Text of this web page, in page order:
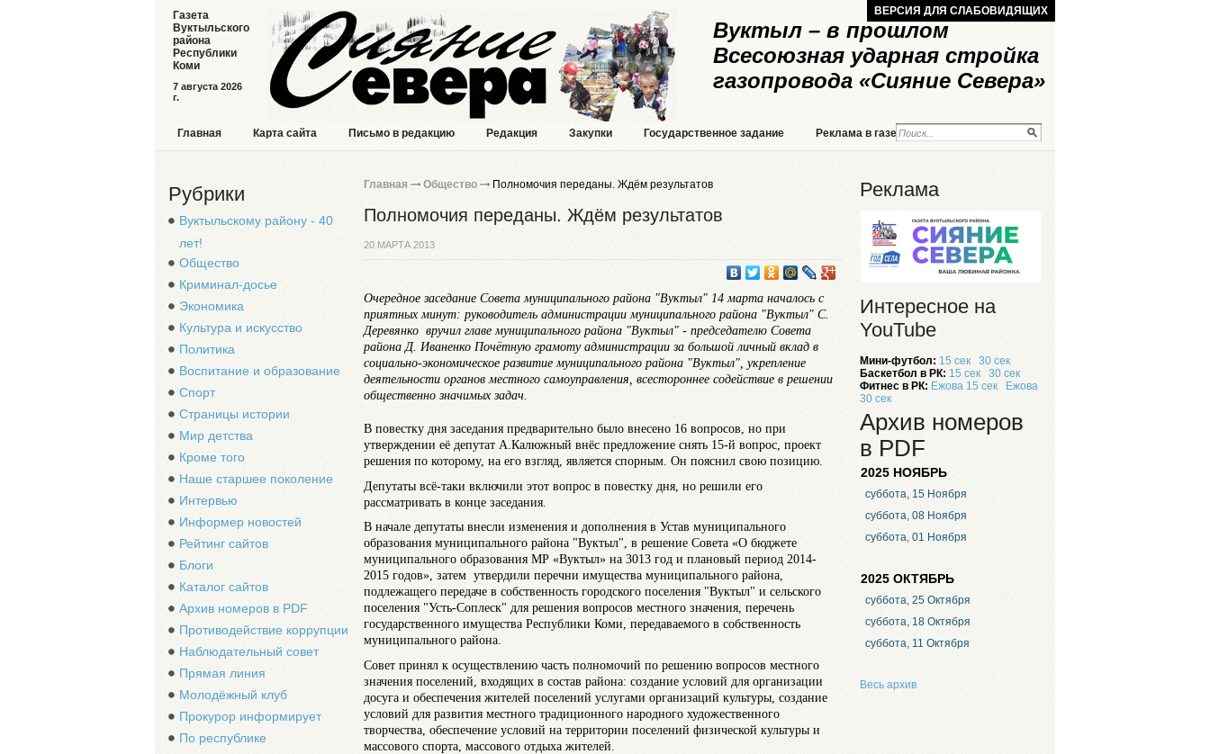
Вуктыл – в прошлом
Всесоюзная ударная стройка
газопровода «Сияние Севера»
7 августа 2026
г.
Газета
Вуктыльского
района
Республики
Коми
ВЕРСИЯ ДЛЯ СЛАБОВИДЯЩИХ
Главная Карта сайта Письмо в редакцию Редакция Закупки Государственное задание Реклама в газете Реклама на сайте
Рубрики
Вуктыльскому району - 40
лет!
Общество
Криминал-досье
Экономика
Культура и искусство
Политика
Воспитание и образование
Спорт
Страницы истории
Мир детства
Кроме того
Наше старшее поколение
Интервью
Информер новостей
Рейтинг сайтов
Блоги
Каталог сайтов
Архив номеров в PDF
Противодействие коррупции
Наблюдательный совет
Прямая линия
Молодёжный клуб
Прокурор информирует
По республике
Главная Общество Полномочия переданы. Ждём результатов
Полномочия переданы. Ждём результатов
20 МАРТА 2013
Очередное заседание Совета муниципального района "Вуктыл" 14 марта началось с
приятных минут: руководитель администрации муниципального района "Вуктыл" С.
Деревянко вручил главе муниципального района "Вуктыл" - председателю Совета
района Д. Иваненко Почётную грамоту администрации за большой личный вклад в
социально-экономическое развитие муниципального района "Вуктыл", укрепление
деятельности органов местного самоуправления, всестороннее содействие в решении
общественно значимых задач.
В повестку дня заседания предварительно было внесено 16 вопросов, но при
утверждении её депутат А.Калюжный внёс предложение снять 15-й вопрос, проект
решения по которому, на его взгляд, является спорным. Он пояснил свою позицию.
Депутаты всё-таки включили этот вопрос в повестку дня, но решили его
рассматривать в конце заседания.
В начале депутаты внесли изменения и дополнения в Устав муниципального
образования муниципального района "Вуктыл", в решение Совета «О бюджете
муниципального образования МР «Вуктыл» на 3013 год и плановый период 2014-
2015 годов», затем утвердили перечни имущества муниципального района,
подлежащего передаче в собственность городского поселения "Вуктыл" и сельского
поселения "Усть-Соплеск" для решения вопросов местного значения, перечень
государственного имущества Республики Коми, передаваемого в собственность
муниципального района.
Совет принял к осуществлению часть полномочий по решению вопросов местного
значения поселений, входящих в состав района: создание условий для организации
досуга и обеспечения жителей поселений услугами организаций культуры, создание
условий для развития местного традиционного народного художественного
творчества, обеспечение условий на территории поселений физической культуры и
массового спорта, массового отдыха жителей.
Реклама
Интересное на
YouTube
Мини-футбол: 15 сек
30 сек
Баскетбол в РК: 15 сек
30 сек
Фитнес в РК: Ежова 15 сек
Ежова
30 сек
Архив номеров
в PDF
2025 НОЯБРЬ
суббота, 15 Ноября
суббота, 08 Ноября
суббота, 01 Ноября
2025 ОКТЯБРЬ
суббота, 25 Октября
суббота, 18 Октября
суббота, 11 Октября
Весь архив